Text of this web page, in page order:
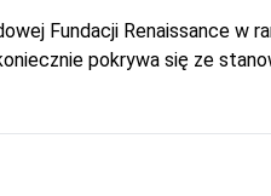
Fundacji Renaissance w
pokrywa się ze